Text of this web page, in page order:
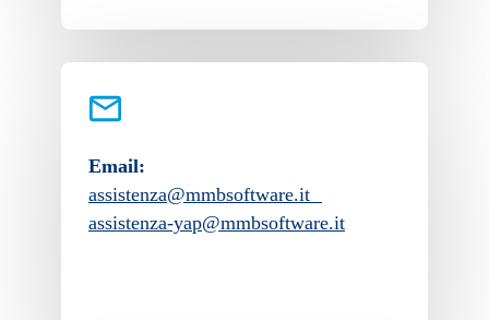
Email:
assistenza@mmbsoftware.it
assistenza-yap@mmbsoftware.it